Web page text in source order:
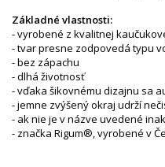
Základné vlastnosti:
- vyrobené z kvalitnej
- tvar presne zodpovedá typu
- bez zápachu
- dlhá životnosť
- vďaka šikovnému dizajnu sa
- jemne zvýšený okraj udrží
- ak nie je v názve uvedené
- značka Rigum®, vyrobené v